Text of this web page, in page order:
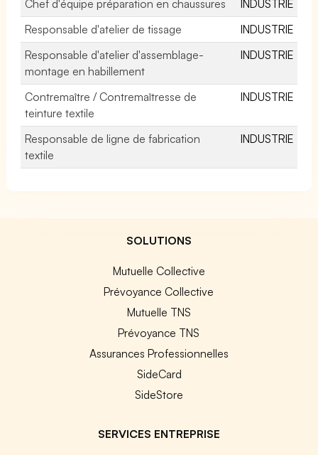
Chef d'équipe préparation en chaussures
INDUSTRIE
Responsable d'atelier de tissage
INDUSTRIE
Responsable d'atelier d'assemblage-
montage en habillement
INDUSTRIE
Contremaître / Contremaîtresse de
teinture textile
INDUSTRIE
Responsable de ligne de fabrication
textile
INDUSTRIE
SOLUTIONS
Mutuelle Collective
Prévoyance Collective
Mutuelle TNS
Prévoyance TNS
Assurances Professionnelles
SideCard
SideStore
SERVICES ENTREPRISE